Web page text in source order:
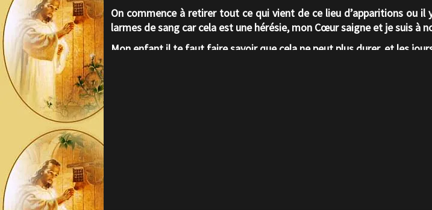
On commence à retirer tout ce qui vient de ce lieu d’apparitions ou
larmes de sang car cela est une hérésie, mon Cœur saigne et je suis à
Mon enfant il te faut faire savoir que cela ne peut plus durer, et les